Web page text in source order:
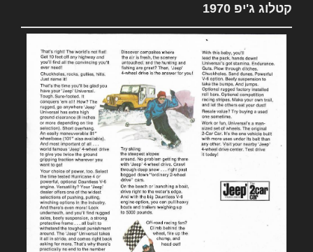
קטלוג ג'יפ 1970